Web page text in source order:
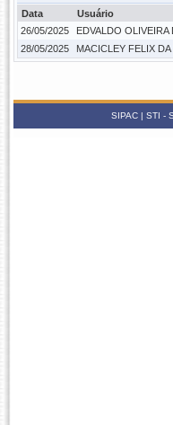
Data Usuário
26/05/2025
EDVALDO OLIVEIRA
28/05/2025
MACICLEY FELIX DA
SIPAC | STI -